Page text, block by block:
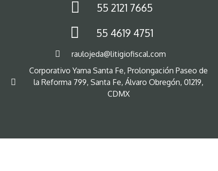
55 2121 7665
55 4619 4751
raulojeda@litigiofiscal.com
Corporativo Yama Santa Fe, Prolongación Paseo de
la Reforma 799, Santa Fe, Álvaro Obregón, 01219,
CDMX